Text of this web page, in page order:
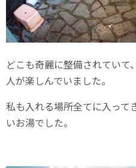
どこも奇麗に整備されてい
人が楽しんでいました。
私も入れる場所全てに入って
いお湯でした。